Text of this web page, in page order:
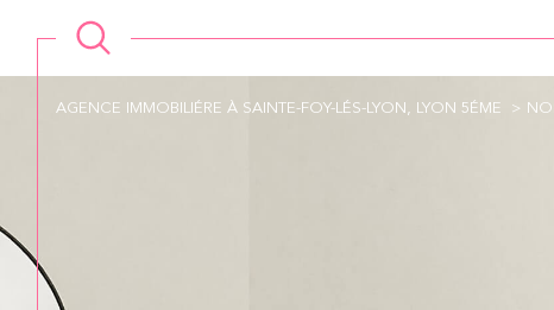
AGENCE IMMOBILIÉRE À SAINTE-FOY-LÉS-LYON, LYON 5ÉME